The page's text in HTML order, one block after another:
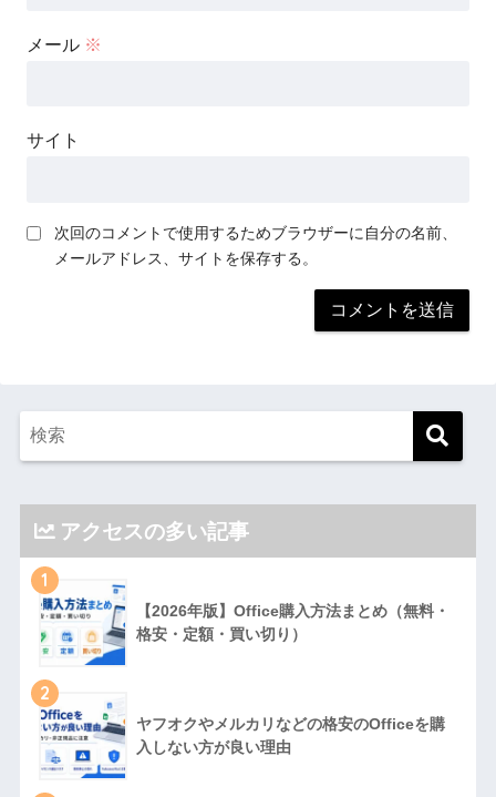
メール ※
サイト
次回のコメントで使用するためブラウザーに自分の名前、
メールアドレス、サイトを保存する。
アクセスの多い記事
1
【2026年版】Office購入方法まとめ（無料・
格安・定額・買い切り）
2
ヤフオクやメルカリなどの格安のOfficeを購
入しない方が良い理由